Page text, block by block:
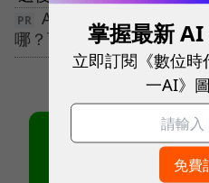
AI讓組織變得更有效
哪？百大MVP倒數徵件中
掌握最新 AI
立即訂閱《數位
一AI》